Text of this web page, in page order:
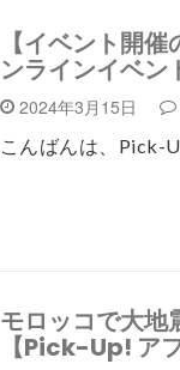
【イベント開
ンラインイベン
2024年3月15日
こんばんは、Pick-
モロッコで大地
【Pick-Up! ア